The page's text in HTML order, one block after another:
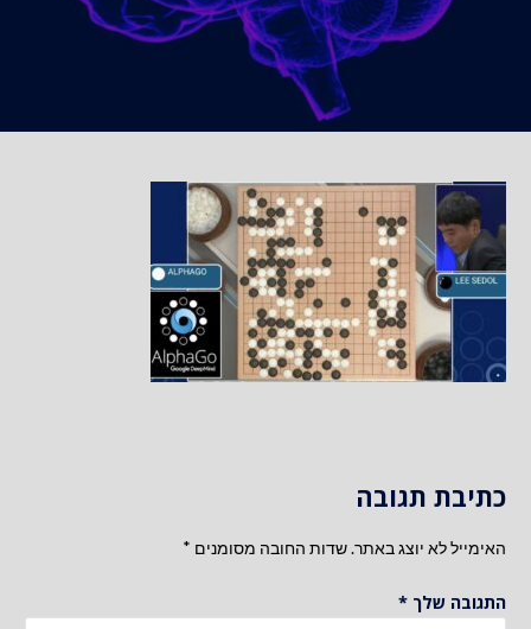
כתיבת תגובה
האימייל לא יוצג באתר.שדות החובה מסומנים *
התגובה שלך *